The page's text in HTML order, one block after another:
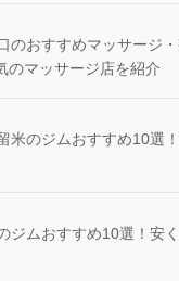
のおすすめマッサージ
のマッサージ店を紹介
米のジムおすすめ10選
ジムおすすめ10選！安